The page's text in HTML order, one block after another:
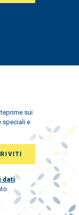
sui
speciali e
dati